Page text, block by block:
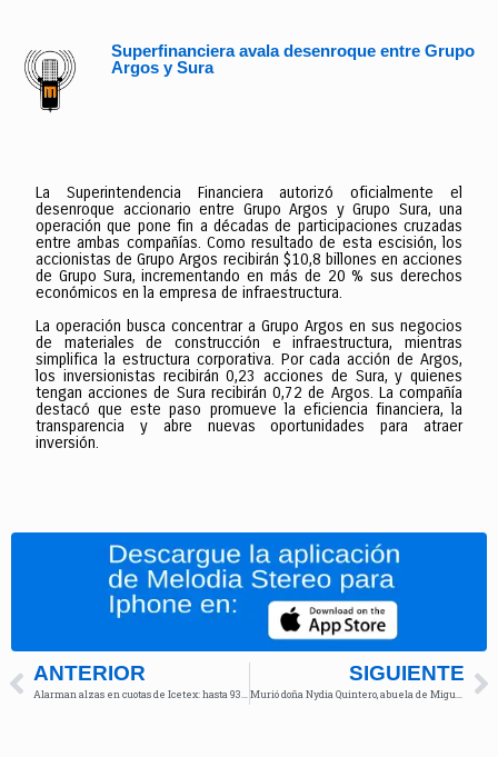
Superfinanciera avala desenroque entre Grupo
Argos y Sura
La Superintendencia Financiera autorizó oficialmente el
desenroque accionario entre Grupo Argos y Grupo Sura, una
operación que pone fin a décadas de participaciones cruzadas
entre ambas compañías. Como resultado de esta escisión, los
accionistas de Grupo Argos recibirán $10,8 billones en acciones
de Grupo Sura, incrementando en más de 20 % sus derechos
económicos en la empresa de infraestructura.
La operación busca concentrar a Grupo Argos en sus negocios
de materiales de construcción e infraestructura, mientras
simplifica la estructura corporativa. Por cada acción de Argos,
los inversionistas recibirán 0,23 acciones de Sura, y quienes
tengan acciones de Sura recibirán 0,72 de Argos. La compañía
destacó que este paso promueve la eficiencia financiera, la
transparencia y abre nuevas oportunidades para atraer
inversión.
ANTERIOR SIGUIENTE